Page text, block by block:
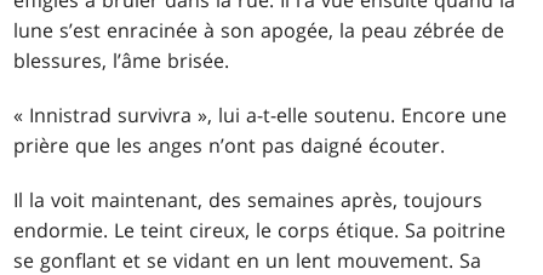
lune s’est enracinée à son apogée, la peau zébrée de
blessures, l’âme brisée.
« Innistrad survivra », lui a-t-elle soutenu. Encore une
prière que les anges n’ont pas daigné écouter.
Il la voit maintenant, des semaines après, toujours
endormie. Le teint cireux, le corps étique. Sa poitrine
se gonflant et se vidant en un lent mouvement. Sa